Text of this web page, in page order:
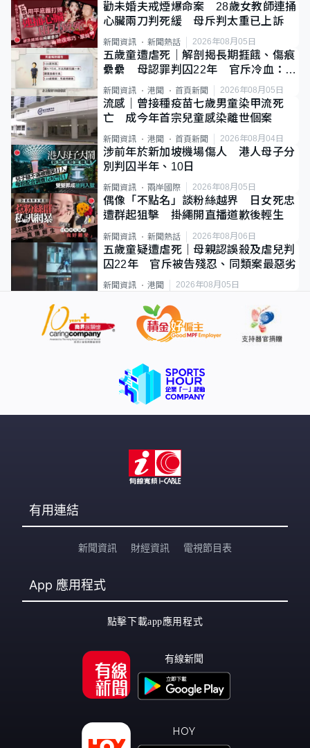
勸未婚夫戒煙爆命案 28歲女教師連捅
心臟兩刀判死緩 母斥判太重已上訴
新聞資訊 新聞熱話 2026年08月05日
五歲童遭虐死｜解剖揭長期捱餓、傷痕
纍纍 母認罪判囚22年 官斥冷血：同
類案最惡劣
新聞資訊 港聞 首頁新聞 2026年08月05日
流感｜曾接種疫苗七歲男童染甲流死
亡 成今年首宗兒童感染離世個案
新聞資訊 港聞 首頁新聞 2026年08月04日
涉前年於新加坡機場傷人 港人母子分
別判囚半年、10日
新聞資訊 兩岸國際 2026年08月05日
偶像「不點名」談粉絲越界 日女死忠
遭群起狙擊 掛繩開直播道歉後輕生
新聞資訊 新聞熱話 2026年08月06日
五歲童疑遭虐死｜母親認誤殺及虐兒判
囚22年 官斥被告殘忍、同類案最惡劣
新聞資訊 港聞 2026年08月05日
有用連結
新聞資訊 財經資訊 電視節目表
App 應用程式
點擊下載app應用程式
有線新聞
HOY